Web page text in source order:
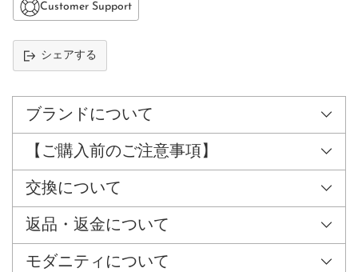
Customer Support
シェアする
ー
る
ブランドについて
【ご購入前のご注意事項】
交換について
返品・返金について
モダニティについて